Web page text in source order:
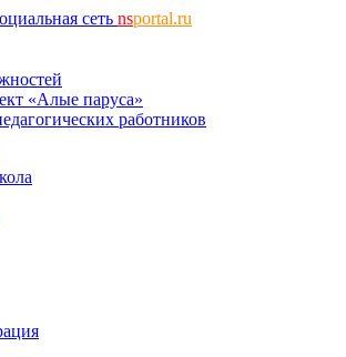
сеть nsportal.ru
«Алые паруса»
работников